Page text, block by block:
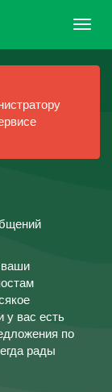
у вас есть
по
рады